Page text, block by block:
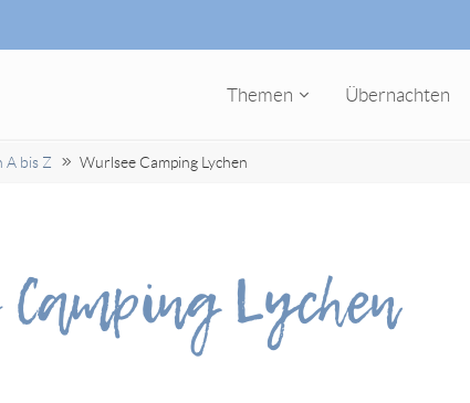
Themen Übernachten
A bis Z Wurlsee Camping Lychen
Lychen